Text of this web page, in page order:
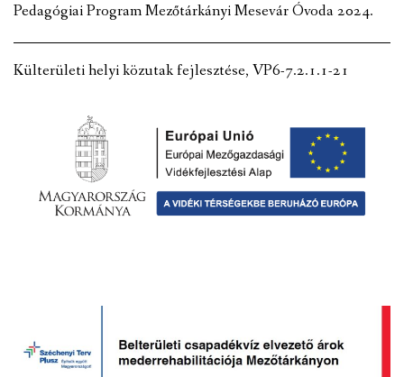
KAPCSOLAT
ÖNKORMÁNYZAT
KÉPVISELŐ-TESTÜLET
VÁLASZTÁSI INFORMÁCIÓK
NEMZETISÉGI ÖNKORMÁNYZAT
HIRDETMÉNYEK
Pedagógiai Program Mezőtárkányi Mesevár Óvoda 2024.
Külterületi helyi közutak fejlesztése, VP6-7.2.1.1-21